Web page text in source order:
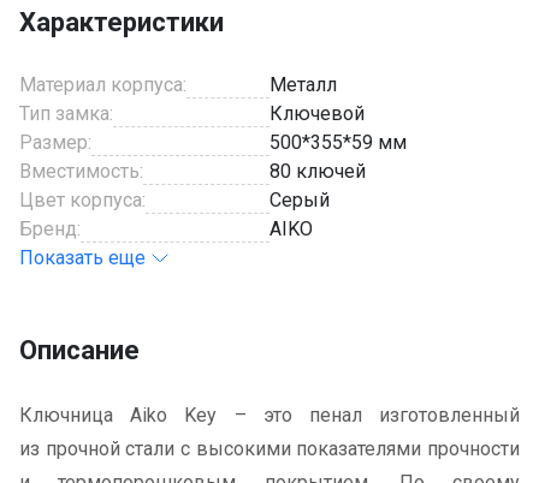
Характеристики
Материал корпуса:
Металл
Тип замка:
Ключевой
Размер:
500*355*59 мм
Вместимость:
80 ключей
Цвет корпуса:
Серый
Бренд:
AIKO
Показать еще
Описание
Ключница Aiko Key – это пенал изготовленный
из прочной стали с высокими показателями прочности